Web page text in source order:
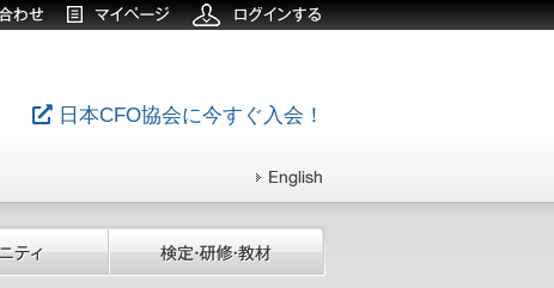
日本CFO協会に今すぐ入会！